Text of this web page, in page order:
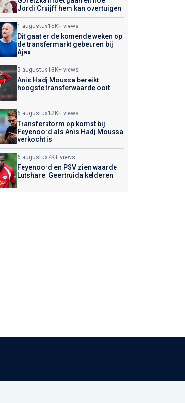
Jordi Cruijff hem kan overtuigen
1 augustus15K+ views
Dit gaat er de komende weken op
de transfermarkt gebeuren bij
Ajax
5 augustus13K+ views
Anis Hadj Moussa bereikt
hoogste transferwaarde ooit
6 augustus12K+ views
Transferstorm op komst bij
Feyenoord als Anis Hadj Moussa
verkocht is
6 augustus7K+ views
Feyenoord en PSV zien waarde
Lutsharel Geertruida kelderen